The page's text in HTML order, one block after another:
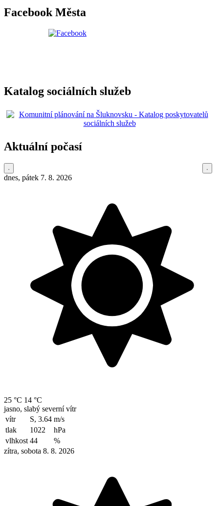
Facebook Města
Katalog sociálních služeb
Aktuální počasí
dnes, pátek 7. 8. 2026
25 °C 14 °C
jasno, slabý severní vítr
vítr
S, 3.64 m/s
tlak
1022
hPa
vlhkost 44
%
zítra, sobota 8. 8. 2026